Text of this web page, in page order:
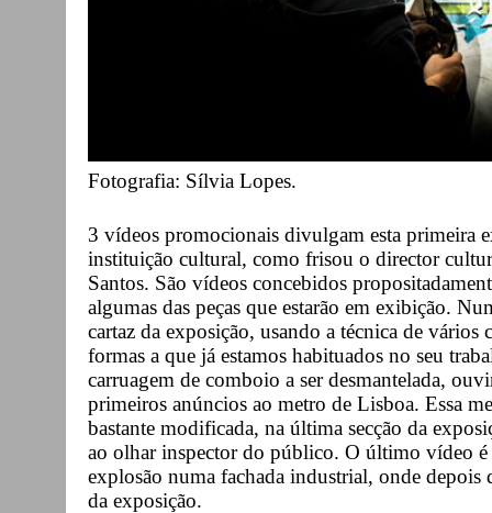
Fotografia: Sílvia Lopes.
3 vídeos promocionais divulgam esta primeira
instituição cultural, como frisou o director
Santos. São vídeos concebidos
algumas das peças que estarão em exibição.
cartaz da exposição, usando a técnica de vários
formas a que já estamos habituados no seu
carruagem de comboio a ser desmantelada,
primeiros anúncios ao metro de Lisboa. Essa
bastante modificada, na última secção da
ao olhar inspector do público. O último vídeo é
explosão numa fachada industrial, onde
da exposição.